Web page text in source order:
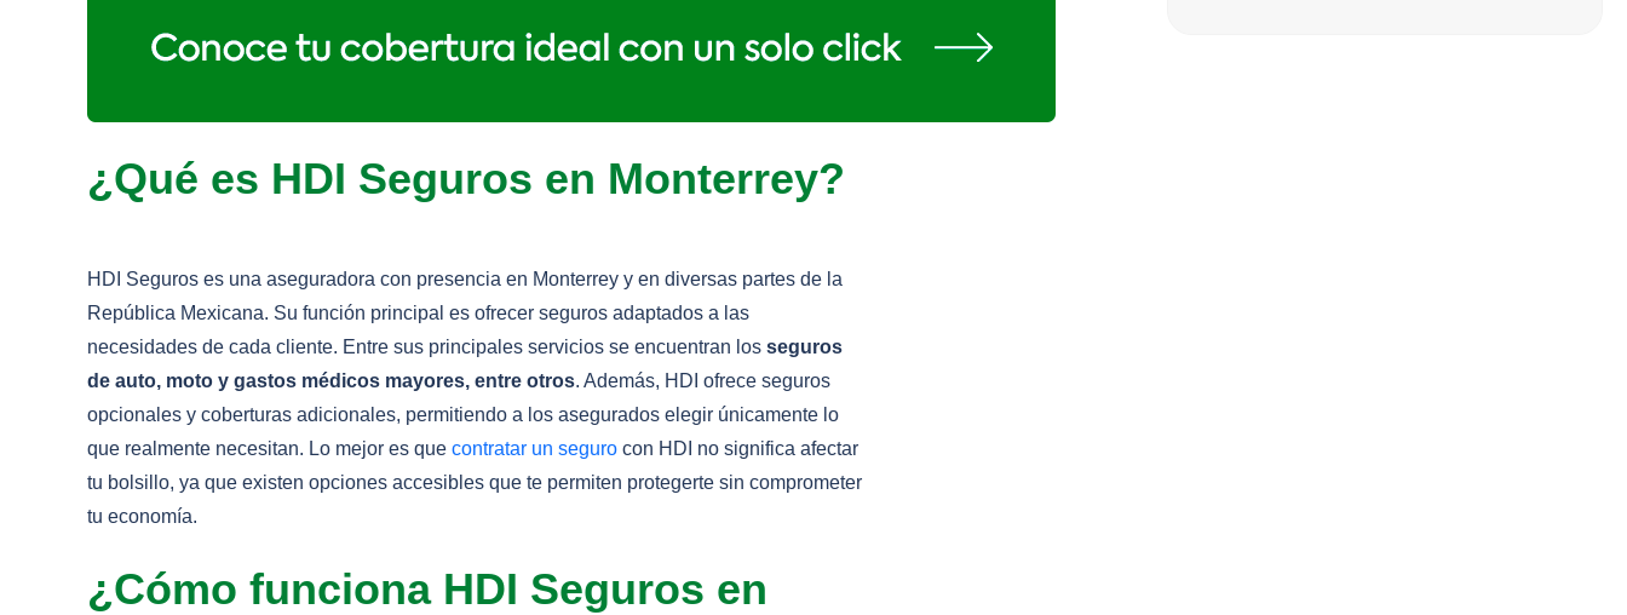
¿Qué es HDI Seguros en Monterrey?
HDI Seguros es una aseguradora con presencia en Monterrey y en diversas partes de la
República Mexicana. Su función principal es ofrecer seguros adaptados a las
necesidades de cada cliente. Entre sus principales servicios se encuentran los seguros
de auto, moto y gastos médicos mayores, entre otros. Además, HDI ofrece seguros
opcionales y coberturas adicionales, permitiendo a los asegurados elegir únicamente lo
que realmente necesitan. Lo mejor es que contratar un seguro con HDI no significa afectar
tu bolsillo, ya que existen opciones accesibles que te permiten protegerte sin comprometer
tu economía.
¿Cómo funciona HDI Seguros en